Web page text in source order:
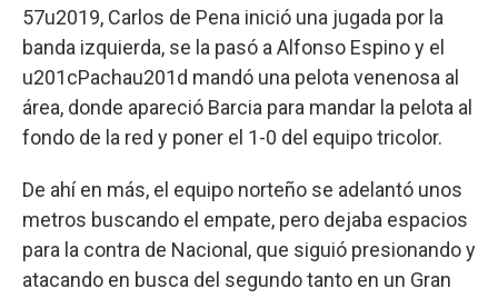
57u2019, Carlos de Pena inició una jugada por la
banda izquierda, se la pasó a Alfonso Espino y el
u201cPachau201d mandó una pelota venenosa al
área, donde apareció Barcia para mandar la pelota al
fondo de la red y poner el 1-0 del equipo tricolor.
De ahí en más, el equipo norteño se adelantó unos
metros buscando el empate, pero dejaba espacios
para la contra de Nacional, que siguió presionando y
atacando en busca del segundo tanto en un Gran